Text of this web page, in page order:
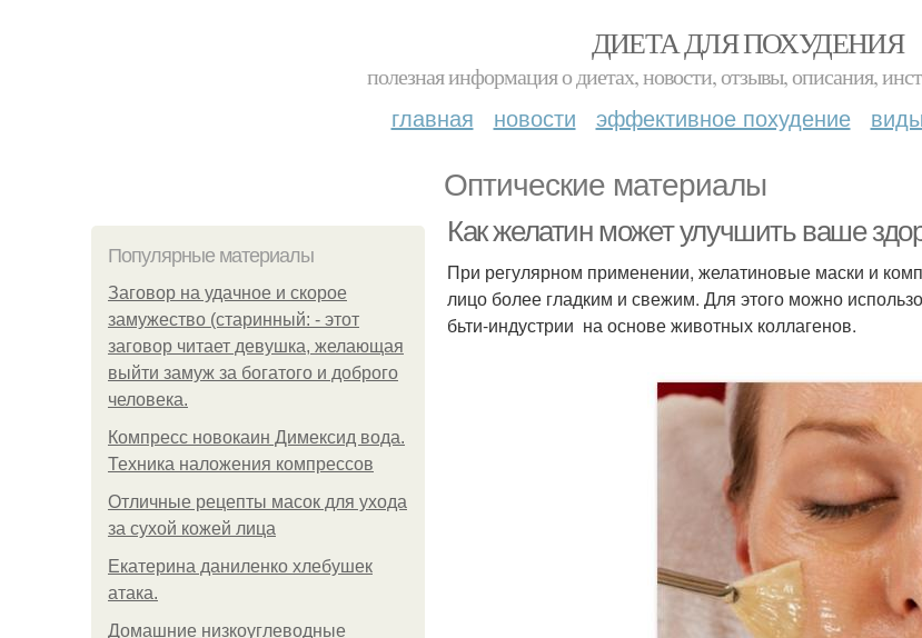
ДИЕТА ДЛЯ ПОХУДЕНИЯ
полезная информация о диетах, новости, отзывы, описания,
главная новости эффективное похудение
Оптические материалы
Популярные материалы
Заговор на удачное и скорое
замужество (старинный: - этот
заговор читает девушка, желающая
выйти замуж за богатого и доброго
человека.
Компресс новокаин Димексид вода.
Техника наложения компрессов
Отличные рецепты масок для ухода
за сухой кожей лица
Екатерина даниленко хлебушек
атака.
Домашние низкоуглеводные
Как желатин может улучшить ваше
При регулярном применении, желатиновые маски и
лицо более гладким и свежим. Для этого можно
бьти-индустрии на основе животных коллагенов.